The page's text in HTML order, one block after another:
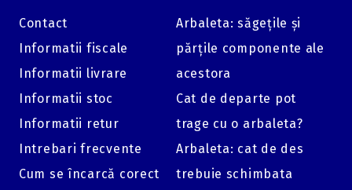
Contact
Informatii fiscale
Informatii livrare
Informatii stoc
Informatii retur
Intrebari frecvente
Cum se încarcă corect
Arbaleta: săgețile și
părțile componente ale
acestora
Cat de departe pot
trage cu o arbaleta?
Arbaleta: cat de des
trebuie schimbata